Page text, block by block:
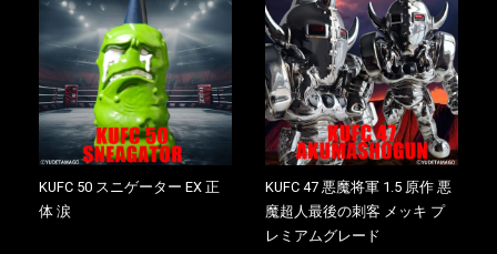
KUFC 50 スニゲーター EX 正
体 涙
KUFC 47 悪魔将軍 1.5 原作 悪
魔超人最後の刺客 メッキ プ
レミアムグレード